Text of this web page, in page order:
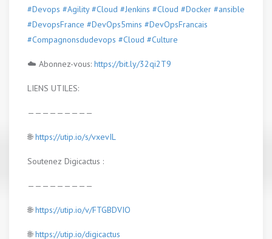
#Devops #Agility #Cloud #Jenkins #Cloud #Docker #ansible
#DevopsFrance #DevOps5mins #DevOpsFrancais
#Compagnonsdudevops #Cloud #Culture
☁️ Abonnez-vous: https://bit.ly/32qi2T9
LIENS UTILES:
—————————
🌐https://utip.io/s/vxevIL
Soutenez Digicactus :
—————————
🌐https://utip.io/v/FTGBDVIO
🌐https://utip.io/digicactus